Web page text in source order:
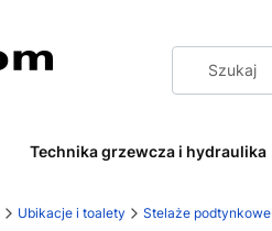
Technika grzewcza i hydraulika
Ubikacje i toalety Stelaże podtynkowe